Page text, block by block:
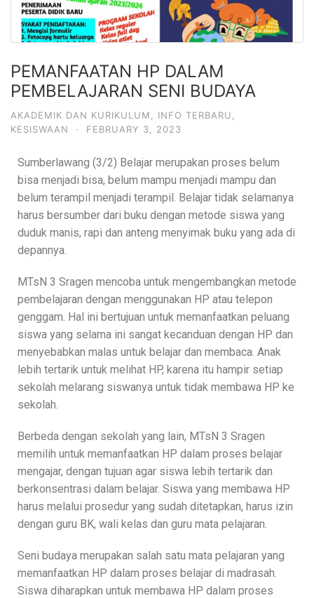
PEMANFAATAN HP DALAM
PEMBELAJARAN SENI BUDAYA
AKADEMIK DAN KURIKULUM INFO TERBARU
KESISWAAN
· FEBRUARY 3, 2023
Sumberlawang (3/2) Belajar merupakan proses belum
bisa menjadi bisa, belum mampu menjadi mampu dan
belum terampil menjadi terampil. Belajar tidak selamanya
harus bersumber dari buku dengan metode siswa yang
duduk manis, rapi dan anteng menyimak buku yang ada di
depannya.
MTsN 3 Sragen mencoba untuk mengembangkan metode
pembelajaran dengan menggunakan HP atau telepon
genggam. Hal ini bertujuan untuk memanfaatkan peluang
siswa yang selama ini sangat kecanduan dengan HP dan
menyebabkan malas untuk belajar dan membaca. Anak
lebih tertarik untuk melihat HP, karena itu hampir setiap
sekolah melarang siswanya untuk tidak membawa HP ke
sekolah.
Berbeda dengan sekolah yang lain, MTsN 3 Sragen
memilih untuk memanfaatkan HP dalam proses belajar
mengajar, dengan tujuan agar siswa lebih tertarik dan
berkonsentrasi dalam belajar. Siswa yang membawa HP
harus melalui prosedur yang sudah ditetapkan, harus izin
dengan guru BK, wali kelas dan guru mata pelajaran.
Seni budaya merupakan salah satu mata pelajaran yang
memanfaatkan HP dalam proses belajar di madrasah.
Siswa diharapkan untuk membawa HP dalam proses